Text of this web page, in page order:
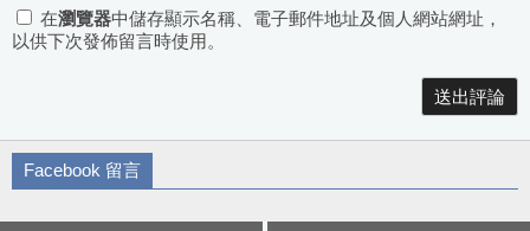
在瀏覽器中儲存顯示名稱、電子郵件地址及個人網站網址，
以供下次發佈留言時使用。
Facebook 留言